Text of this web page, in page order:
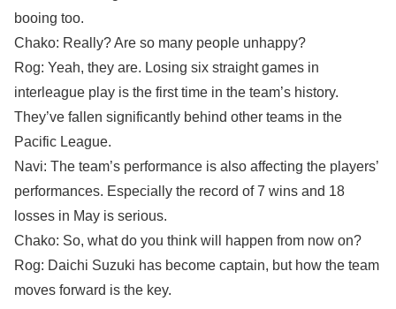
booing too.
Chako: Really? Are so many people unhappy?
Rog: Yeah, they are. Losing six straight games in
interleague play is the first time in the team’s history.
They’ve fallen significantly behind other teams in the
Pacific League.
Navi: The team’s performance is also affecting the players’
performances. Especially the record of 7 wins and 18
losses in May is serious.
Chako: So, what do you think will happen from now on?
Rog: Daichi Suzuki has become captain, but how the team
moves forward is the key.